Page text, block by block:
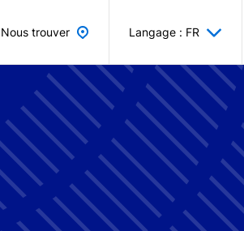
Nous trouver Langage : FR